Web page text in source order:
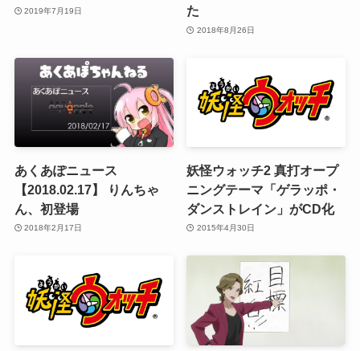
2019年7月19日
た
2018年8月26日
あくあぽニュース
【2018.02.17】 りんちゃ
ん、初登場
2018年2月17日
妖怪ウォッチ2 真打オープ
ニングテーマ「ゲラッポ・
ダンストレイン」がCD化
2015年4月30日